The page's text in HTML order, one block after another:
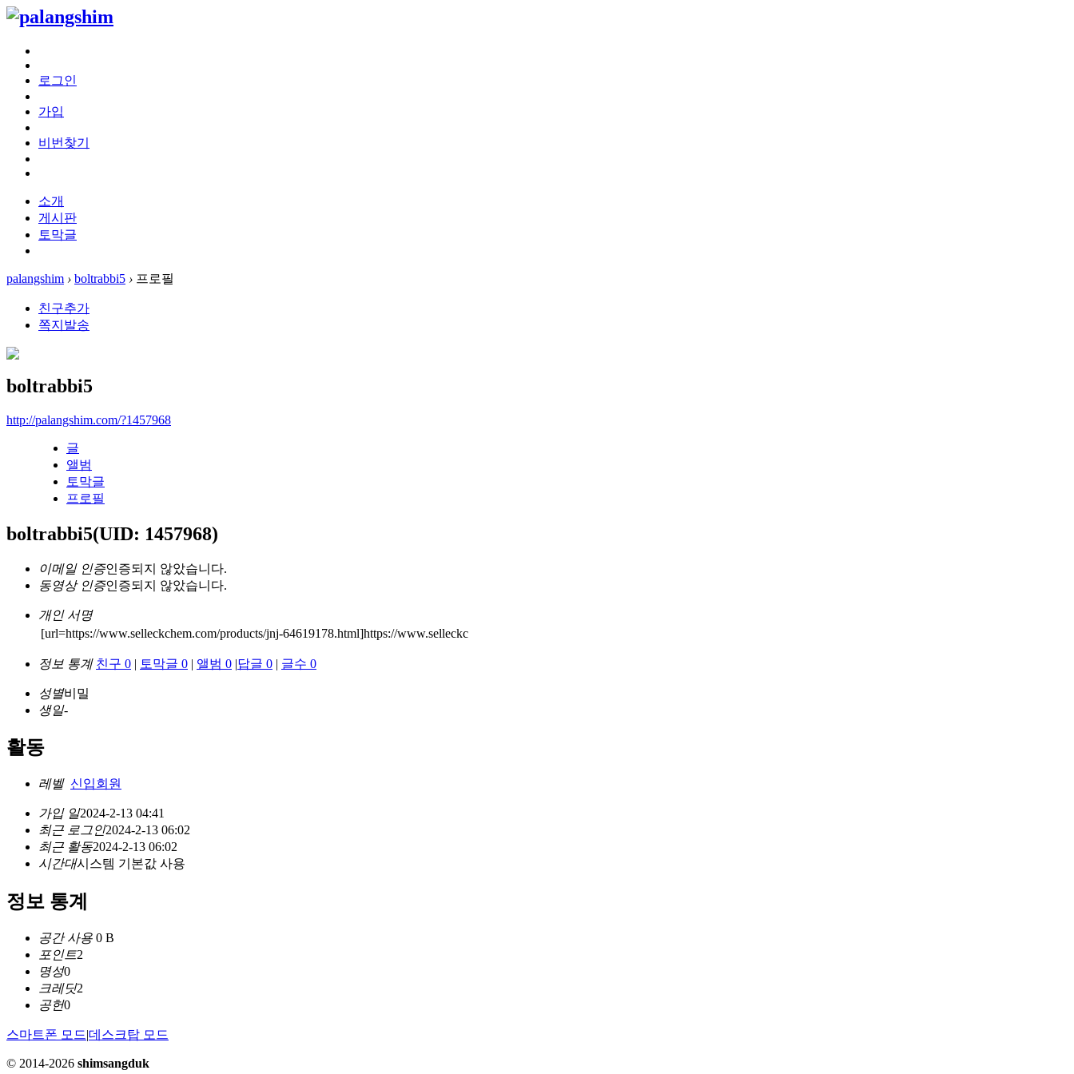
로그인
가입
비번찾기
소개
게시판
토막글
palangshim › boltrabbi5 › 프로필
친구추가
쪽지발송
boltrabbi5
http://palangshim.com/?1457968
글
앨범
토막글
프로필
boltrabbi5(UID: 1457968)
이메일 인증인증되지 않았습니다.
동영상 인증인증되지 않았습니다.
개인 서명
[url=https://www.selleckchem.com/products/jnj-64619178.html]https://www.selleckc
정보 통계 친구 0 | 토막글 0 | 앨범 0 |답글 0 | 글수 0
성별비밀
생일-
활동
레벨 신입회원
가입 일2024-2-13 04:41
최근 로그인2024-2-13 06:02
최근 활동2024-2-13 06:02
시간대시스템 기본값 사용
정보 통계
공간 사용 0 B
포인트2
명성0
크레딧2
공헌0
스마트폰 모드|데스크탑 모드
© 2014-2026 shimsangduk